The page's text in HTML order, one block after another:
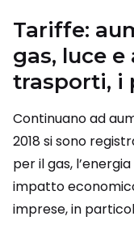
Tariffe:
gas, luce e
trasporti, i
Continuano ad
2018 si sono
per il gas,
impatto
imprese, in